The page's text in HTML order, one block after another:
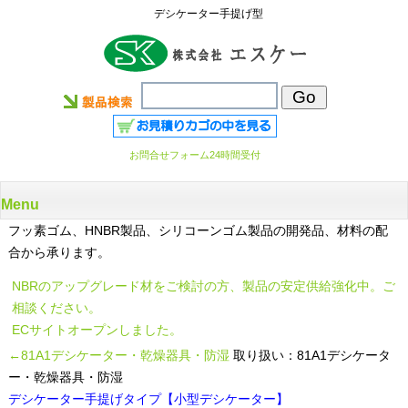
デシケーター手提げ型
お問合せフォーム24時間受付
Menu
フッ素ゴム、HNBR製品、シリコーンゴム製品の開発品、材料の配
合から承ります。
NBRのアップグレード材をご検討の方、製品の安定供給強化中。ご
相談ください。
ECサイトオープンしました。
←81A1デシケーター・乾燥器具・防湿 取り扱い：81A1デシケータ
ー・乾燥器具・防湿
デシケーター手提げタイプ【小型デシケーター】